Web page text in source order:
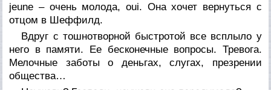
jeune – очень молода, oui. Она хочет вернуться с
отцом в Шеффилд.
Вдруг с тошнотворной быстротой все всплыло у
него в памяти. Ее бесконечные вопросы. Тревога.
Мелочные заботы о деньгах, слугах, презрении
общества…